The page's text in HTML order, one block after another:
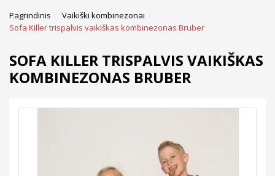
Pagrindinis
Vaikiški kombinezonai
Sofa Killer trispalvis vaikiškas kombinezonas Bruber
SOFA KILLER TRISPALVIS VAIKIŠKAS
KOMBINEZONAS BRUBER